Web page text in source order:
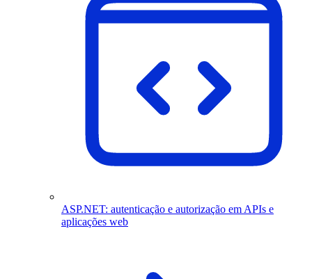
ASP.NET: autenticação e autorização em APIs e
aplicações web